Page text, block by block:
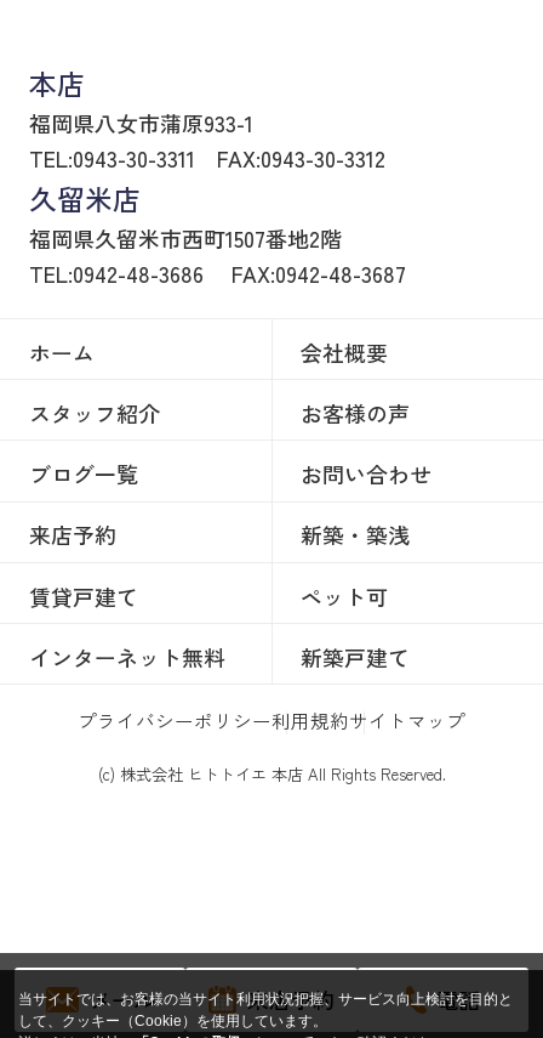
本店
福岡県八女市蒲原933-1
TEL:0943-30-3311
FAX:0943-30-3312
久留米店
福岡県久留米市西町1507番地2階
TEL:0942-48-3686
FAX:0942-48-3687
ホーム
会社概要
スタッフ紹介
お客様の声
ブログ一覧
お問い合わせ
来店予約
新築・築浅
賃貸戸建て
ペット可
インターネット無料
新築戸建て
プライバシーポリシー利用規約サイトマップ
(c) 株式会社 ヒトトイエ 本店 All Rights Reserved.
メール 来店予約 電話
当サイトでは、お客様の当サイト利用状況把握、サービス向上検討を目的と
して、クッキー（Cookie）を使用しています。